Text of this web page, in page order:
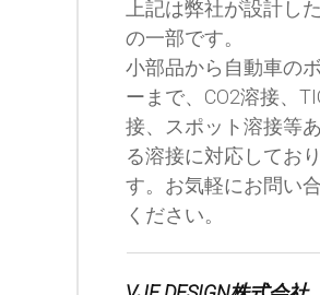
上記は弊社が設計し
の一部です。
小部品から自動車の
ーまで、CO2溶接、
接、スポット溶接等
る溶接に対応してお
す。お気軽にお問い
ください。